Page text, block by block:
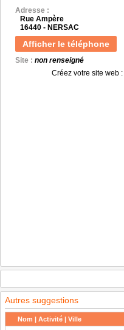
Adresse :
Rue Ampère
16440 - NERSAC
Afficher le téléphone
Site : non renseigné
Créez votre site web :
Autres suggestions
Nom | Activité | Ville